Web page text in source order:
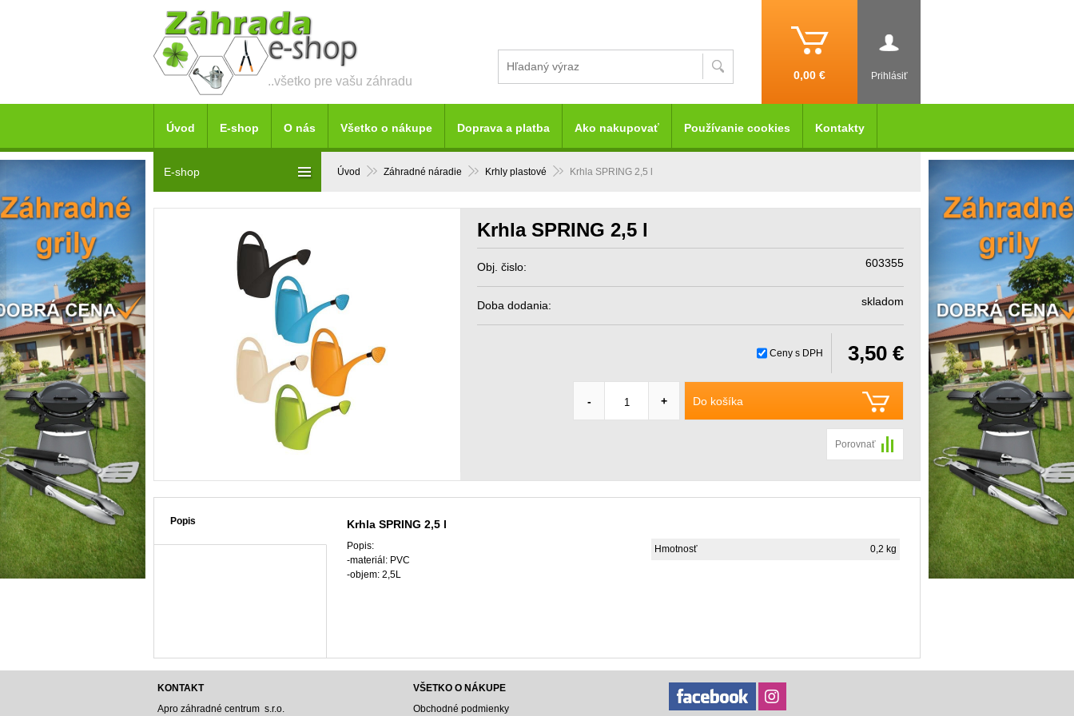
..všetko pre vašu záhradu Prihlásiť
0,00 €
Úvod Záhradné náradie Krhly plastové Krhla SPRING 2,5 l
Krhla SPRING 2,5 l
Obj. čislo: 603355
Doba dodania: skladom
Ceny s DPH 3,50 €
Do košíka
- +
Porovnať
Popis Krhla SPRING 2,5 l
Hmotnosť 0,2 kg
Popis:
-materiál: PVC
-objem: 2,5L
E-shop
Úvod E-shop O nás Všetko o nákupe Doprava a platba Ako nakupovať Používanie cookies Kontakty
KONTAKT
Apro záhradné centrum s.r.o.
VŠETKO O NÁKUPE
Obchodné podmienky